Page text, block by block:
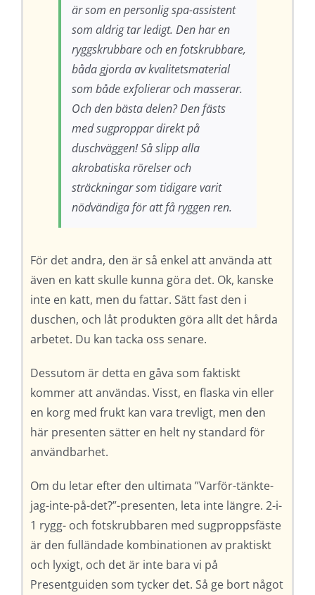
är som en personlig spa-assistent
som aldrig tar ledigt. Den har en
ryggskrubbare och en fotskrubbare,
båda gjorda av kvalitetsmaterial
som både exfolierar och masserar.
Och den bästa delen? Den fästs
med sugproppar direkt på
duschväggen! Så slipp alla
akrobatiska rörelser och
sträckningar som tidigare varit
nödvändiga för att få ryggen ren.
För det andra, den är så enkel att använda att
även en katt skulle kunna göra det. Ok, kanske
inte en katt, men du fattar. Sätt fast den i
duschen, och låt produkten göra allt det hårda
arbetet. Du kan tacka oss senare.
Dessutom är detta en gåva som faktiskt
kommer att användas. Visst, en flaska vin eller
en korg med frukt kan vara trevligt, men den
här presenten sätter en helt ny standard för
användbarhet.
Om du letar efter den ultimata ”Varför-tänkte-
jag-inte-på-det?”-presenten, leta inte längre. 2-i-
1 rygg- och fotskrubbaren med sugproppsfäste
är den fulländade kombinationen av praktiskt
och lyxigt, och det är inte bara vi på
Presentguiden som tycker det. Så ge bort något